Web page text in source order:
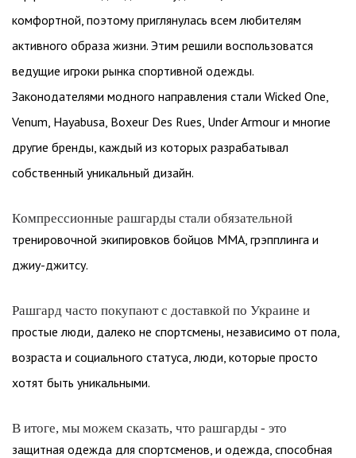
комфортной, поэтому приглянулась всем любителям
активного образа жизни. Этим решили воспользоватся
ведущие игроки рынка спортивной одежды.
Законодателями модного направления стали Wicked One,
Venum, Hayabusa, Boxeur Des Rues, Under Armour и многие
другие бренды, каждый из которых разрабатывал
собственный уникальный дизайн.
Компрессионные рашгарды стали обязательной
тренировочной экипировков бойцов MMA, грэпплинга и
джиу-джитсу.
Рашгард часто покупают с доставкой по Украине и
простые люди, далеко не спортсмены, независимо от пола,
возраста и социального статуса, люди, которые просто
хотят быть уникальными.
В итоге, мы можем сказать, что рашгарды - это
защитная одежда для спортсменов, и одежда, способная